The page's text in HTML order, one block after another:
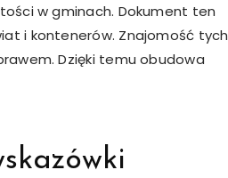
w gminach. Dokument ten
i kontenerów. Znajomość tych
Dzięki temu obudowa